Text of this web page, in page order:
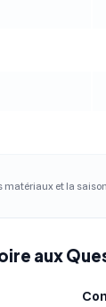
et la
aux